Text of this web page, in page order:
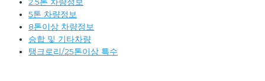
5톤 차량정보
8톤이상 차량정보
승합 및 기타차량
탱크로리/25톤이상 특수